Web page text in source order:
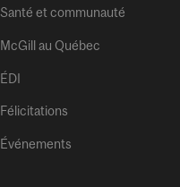
Santé et communauté
McGill au Québec
ÉDI
Félicitations
Événements